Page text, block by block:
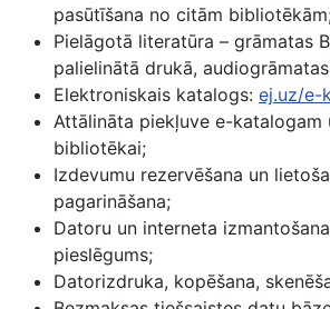
pasūtīšana no citām
Pielāgotā literatūra – grāmatas
palielinātā drukā,
Elektroniskais katalogs: ej.uz/e-
Attālināta piekļuve e-katalogam
bibliotēkai;
Izdevumu rezervēšana un
pagarināšana;
Datoru un interneta
pieslēgums;
Datorizdruka, kopēšana,